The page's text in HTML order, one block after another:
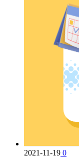
2021-11-19 0